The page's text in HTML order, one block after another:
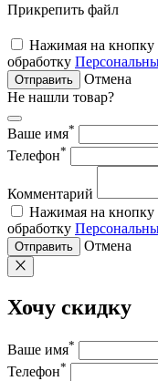
Прикрепить файл
Нажимая на кнопку
обработку
Отправить
Отмена
Не нашли товар?
Ваше имя*
Телефон*
Комментарий
Нажимая на кнопку
обработку
Отправить Отмена
Хочу скидку
Ваше имя*
Телефон*